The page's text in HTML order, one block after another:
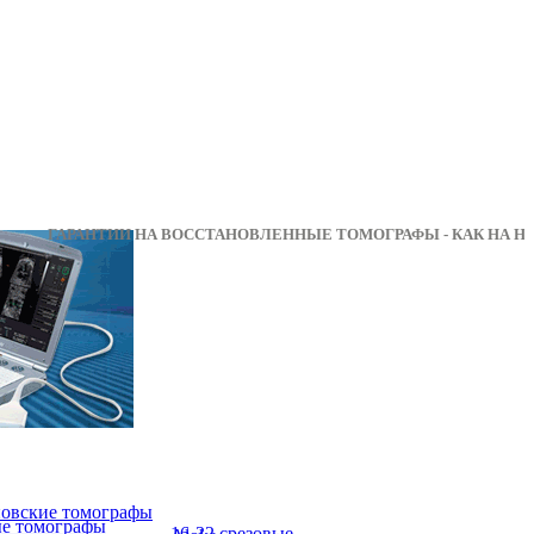
НА ВОССТАНОВЛЕННЫЕ ТОМОГРАФЫ -
томографы
томографы